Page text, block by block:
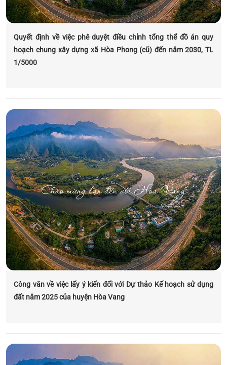
Quyết định về việc phê duyệt điều chỉnh tổng thể đồ án quy
hoạch chung xây dựng xã Hòa Phong (cũ) đến năm 2030, TL
1/5000
Công văn về việc lấy ý kiến đối với Dự thảo Kế hoạch sử dụng
đất năm 2025 của huyện Hòa Vang